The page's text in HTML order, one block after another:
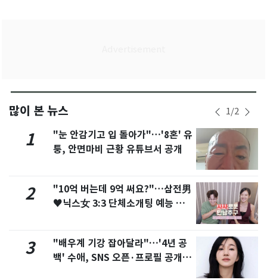
많이 본 뉴스 1/2
1
"눈 안감기고 입 돌아가"…'8혼' 유
퉁, 안면마비 근황 유튜브서 공개
2
"10억 버는데 9억 써요?"…삼전男
♥닉스女 3:3 단체소개팅 예능 화
3
"배우계 기강 잡아달라"…'4년 공
백' 수애, SNS 오픈·프로필 공개